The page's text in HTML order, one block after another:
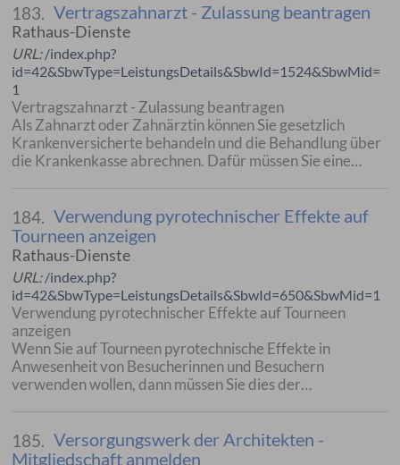
183. Vertragszahnarzt - Zulassung beantragen
Rathaus-Dienste
URL:/index.php?
id=42&SbwType=LeistungsDetails&SbwId=1524&SbwMid=
1
Vertragszahnarzt - Zulassung beantragen
Als Zahnarzt oder Zahnärztin können Sie gesetzlich
Krankenversicherte behandeln und die Behandlung über
die Krankenkasse abrechnen. Dafür müssen Sie eine…
184. Verwendung pyrotechnischer Effekte auf
Tourneen anzeigen
Rathaus-Dienste
URL:/index.php?
id=42&SbwType=LeistungsDetails&SbwId=650&SbwMid=1
Verwendung pyrotechnischer Effekte auf Tourneen
anzeigen
Wenn Sie auf Tourneen pyrotechnische Effekte in
Anwesenheit von Besucherinnen und Besuchern
verwenden wollen, dann müssen Sie dies der…
185. Versorgungswerk der Architekten -
Mitgliedschaft anmelden